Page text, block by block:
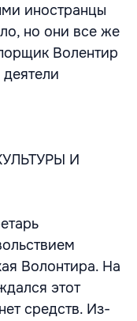
иностранцы
но они все же
Волентир
И
Волонтира. На
этот
средств. Из-